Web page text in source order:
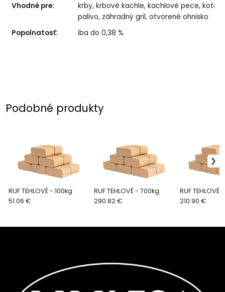
Vhodné pre:
krby, krbové kachle, kachlové pece, kotol
palivo, záhradný gril, otvorené ohnisko
Popolnatosť:
iba do 0,38 %
Podobné produkty
RUF TEHLOVÉ - 100kg
51.06 €
RUF TEHLOVÉ - 700kg
290.82 €
RUF TEHLOVÉ
210.90 €